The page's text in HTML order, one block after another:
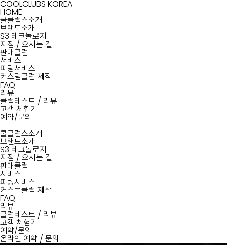
COOLCLUBS KOREA
HOME
쿨클럽스소개
브랜드소개
S3 테크놀로지
지점 / 오시는 길
판매클럽
서비스
피팅서비스
커스텀클럽 제작
FAQ
리뷰
클럽테스트 / 리뷰
고객 체험기
예약/문의
쿨클럽스소개
브랜드소개
S3 테크놀로지
지점 / 오시는 길
판매클럽
서비스
피팅서비스
커스텀클럽 제작
FAQ
리뷰
클럽테스트 / 리뷰
고객 체험기
예약/문의
온라인 예약 / 문의